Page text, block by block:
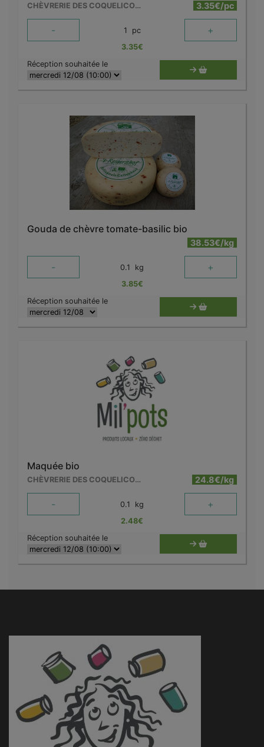
CHÈVRERIE DES COQUELICOTS 3.35€/pc
- 1 pc +
3.35€
Réception souhaitée le
Gouda de chèvre tomate-basilic bio
38.53€/kg
- 0.1 kg +
3.85€
Réception souhaitée le
Maquée bio
CHÈVRERIE DES COQUELICOTS 24.8€/kg
- 0.1 kg +
2.48€
Réception souhaitée le